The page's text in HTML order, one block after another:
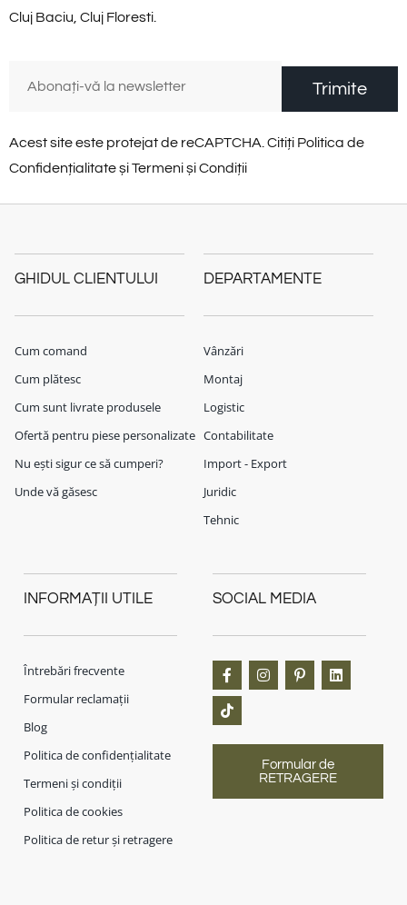
Cluj Baciu, Cluj Floresti.
Trimite
Acest site este protejat de reCAPTCHA. Citiți Politica de
Confidențialitate și Termeni și Condiții
GHIDUL CLIENTULUI
Cum comand
Cum plătesc
Cum sunt livrate produsele
Ofertă pentru piese personalizate
Nu ești sigur ce să cumperi?
Unde vă găsesc
DEPARTAMENTE
Vânzări
Montaj
Logistic
Contabilitate
Import - Export
Juridic
Tehnic
INFORMAȚII UTILE
Întrebări frecvente
Formular reclamații
Blog
Politica de confidențialitate
Termeni și condiții
Politica de cookies
Politica de retur și retragere
SOCIAL MEDIA
Formular de
RETRAGERE